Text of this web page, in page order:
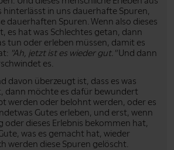
hinterlässt in uns dauerhafte Spuren,
dauerhaften Spuren. Wenn also dieses
es hat was Schlechtes getan, dann
tun oder erleben müssen, damit es
"Ah, jetzt ist es wieder gut."Und dann
es.
davon überzeugt ist, dass es was
dann möchte es dafür bewundert
werden oder belohnt werden, oder es
Gutes erleben, und erst, wenn
oder dieses Erlebnis bekommen hat,
was es gemacht hat, wieder
werden diese Spuren gelöscht.